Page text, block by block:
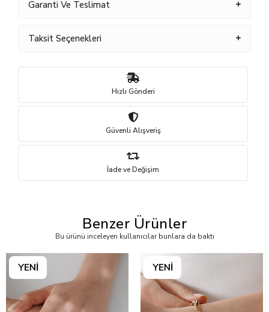
Garanti Ve Teslimat
Taksit Seçenekleri
Hızlı Gönderi
Güvenli Alışveriş
İade ve Değişim
Benzer Ürünler
Bu ürünü inceleyen kullanıcılar bunlara da baktı